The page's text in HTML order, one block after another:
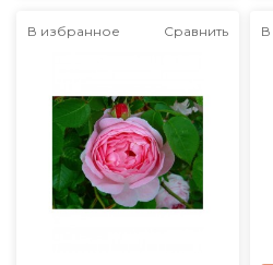
В избранное Сравнить